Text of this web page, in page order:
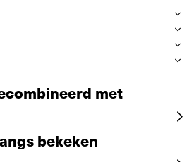
met
bekeken